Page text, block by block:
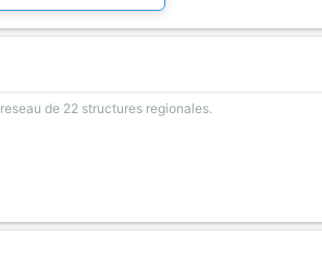
de 22 structures regionales.